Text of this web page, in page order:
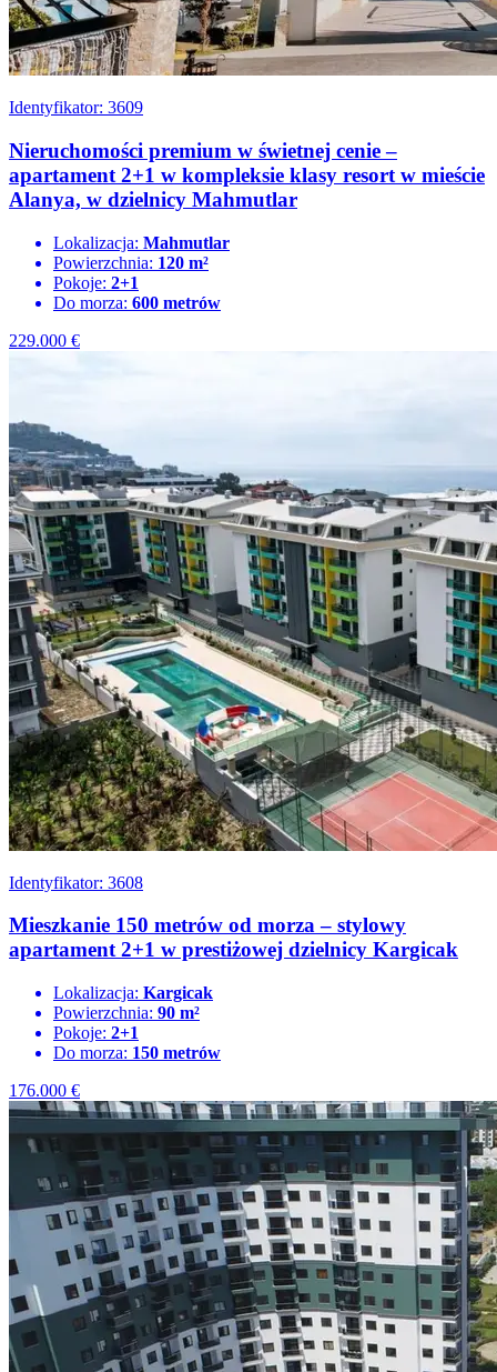
Identyfikator: 3609
Nieruchomości premium w świetnej cenie –
apartament 2+1 w kompleksie klasy resort w mieście
Alanya, w dzielnicy Mahmutlar
Lokalizacja: Mahmutlar
Powierzchnia: 120 m²
Pokoje: 2+1
Do morza: 600 metrów
229.000 €
Identyfikator: 3608
Mieszkanie 150 metrów od morza – stylowy
apartament 2+1 w prestiżowej dzielnicy Kargicak
Lokalizacja: Kargicak
Powierzchnia: 90 m²
Pokoje: 2+1
Do morza: 150 metrów
176.000 €